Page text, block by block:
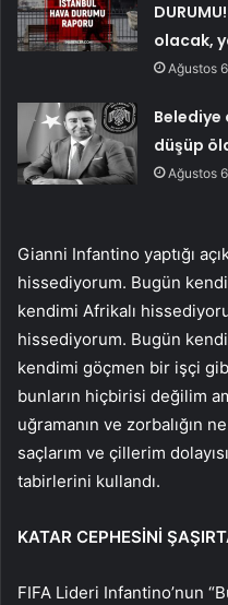
olacak,
Ağustos
düşüp
Ağustos
Gianni Infantino yaptığı
hissediyorum. Bugün
kendimi Afrikalı
hissediyorum. Bugün
kendimi göçmen bir işçi
bunların hiçbirisi değilim
uğramanın ve zorbalığın
saçlarım ve çillerim
tabirlerini kullandı.
KATAR CEPHESİNİ
FIFA Lideri Infantino’nun